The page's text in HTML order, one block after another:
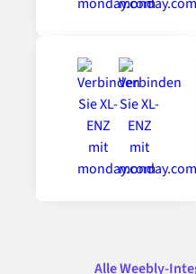
Alle Weebly-